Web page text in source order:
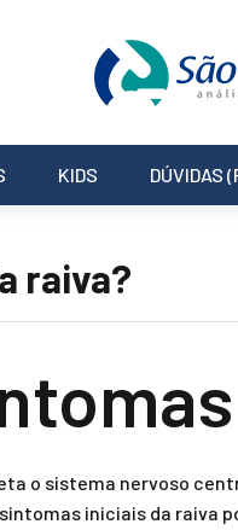
KIDS DÚVIDAS
raiva?
o sistema nervoso
iniciais da raiva